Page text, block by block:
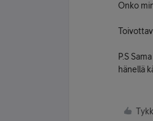
Onko
P.S
hänellä